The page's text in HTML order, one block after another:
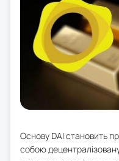
Основу DAI становить
собою